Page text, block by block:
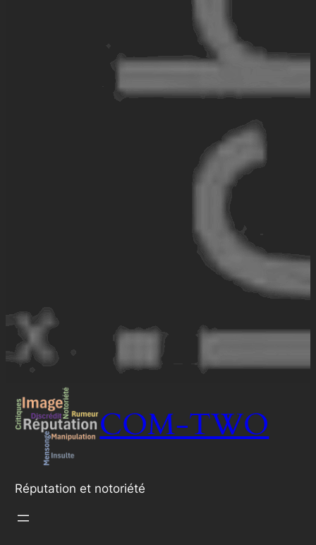
COM-TWO
Réputation et notoriété